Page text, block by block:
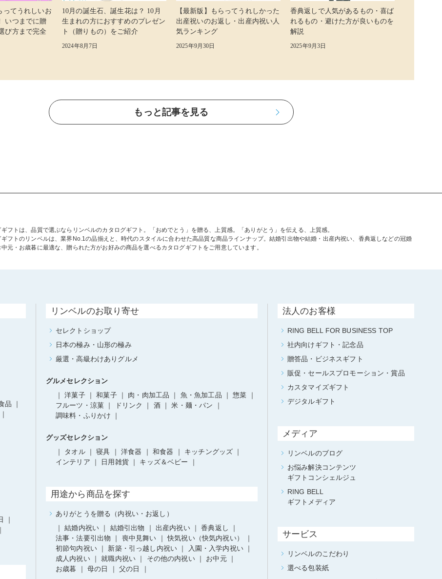
ってうれしいお
いつまでに贈
び方まで完全
10月の誕生石、誕生花は？ 10月
生まれの方におすすめのプレゼン
ト（贈りもの）をご紹介
2024年8月7日
【最新版】もらってうれしかった
出産祝いのお返し・出産内祝い人
気ランキング
2025年9月30日
香典返しで人気があるもの・喜ば
れるもの・避けた方が良いものを
解説
2025年9月3日
もっと記事を見る
ギフトは、品質で選ぶならリンベルのカタログギフト。「おめでとう」を贈る、上質感。「ありがとう」を伝える、上質感。
ギフトのリンベルは、業界No.1の品揃えと、時代のスタイルに合わせた高品質な商品ラインナップ。結婚引出物や結婚・出産内祝い、香典返しなどの冠婚
元・お歳暮に最適な、贈られた方がお好みの商品を選べるカタログギフトをご用意しています。
品
リンベルのお取り寄せ
セレクトショップ
日本の極み・山形の極み
厳選・高級わけありグルメ
グルメセレクション
洋菓子
和菓子 肉・肉加工品 魚・魚加工品
惣菜
フルーツ・涼菓
ドリンク 酒
米・麺・パン
調味料・ふりかけ
グッズセレクション
タオル
寝具 洋食器 和食器
キッチングッズ
インテリア
日用雑貨 キッズ＆ベビー
用途から商品を探す
ありがとうを贈る（内祝い・お返し）
結婚内祝い
結婚引出物 出産内祝い
香典返し
法事・法要引出物
喪中見舞い
快気祝い（快気内祝い）
初節句内祝い
新築・引っ越し内祝い
入園・入学内祝い
成人内祝い
就職内祝い その他の内祝い
お中元
お歳暮
母の日 父の日
法人のお客様
RING BELL FOR BUSINESS TOP
社内向けギフト・記念品
贈答品・ビジネスギフト
販促・セールスプロモーション・賞品
カスタマイズギフト
デジタルギフト
メディア
リンベルのブログ
お悩み解決コンテンツ
ギフトコンシェルジュ
RING BELL
ギフトメディア
サービス
リンベルのこだわり
選べる包装紙